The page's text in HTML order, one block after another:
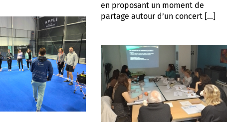
en proposant un moment de
partage autour d’un concert […]